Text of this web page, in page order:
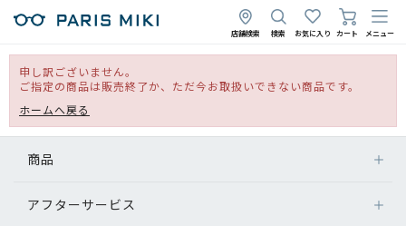
店舗検索 検索 お気に入り カート メニュー
申し訳ございません。
ご指定の商品は販売終了か、ただ今お取扱いできない商品です。
ホームへ戻る
商品
アフターサービス